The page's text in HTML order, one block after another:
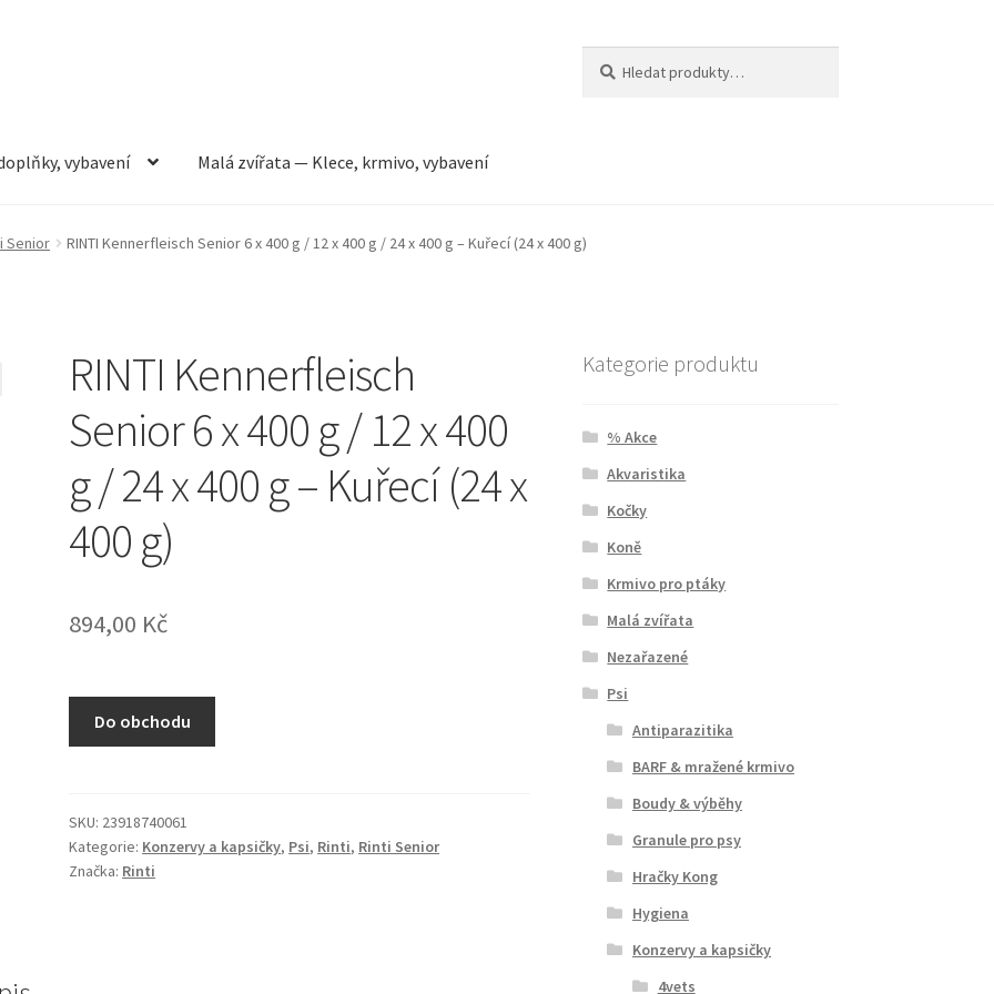
vybavení Malá zvířata — Klece, krmivo, vybavení
vybavení Můj účet Obchod Pokladna Vše pro kočky
Senior RINTI Kennerfleisch Senior 6 x 400 g / 12 x 400 g / 24 x 400 g – Kuřecí (24 x 400 g)
RINTI Kennerfleisch
Senior 6 x 400 g / 12 x 400
g / 24 x 400 g – Kuřecí (24 x
400 g)
894,00 Kč
Do obchodu
SKU: 23918740061
Kategorie: Konzervy a kapsičky, Psi, Rinti, Rinti Senior
Značka: Rinti
Kategorie produktu
% Akce
Akvaristika
Kočky
Koně
Krmivo pro ptáky
Malá zvířata
Nezařazené
Psi
Antiparazitika
BARF & mražené krmivo
Boudy & výběhy
Granule pro psy
Hračky Kong
Hygiena
Konzervy a kapsičky
4vets